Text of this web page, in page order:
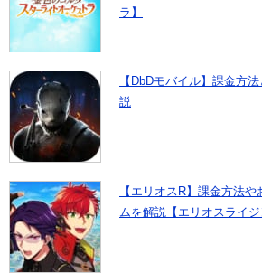
ラ】
【DbDモバイル】課金方
説
【エリオスR】課金方法
ムを解説【エリオスライジ